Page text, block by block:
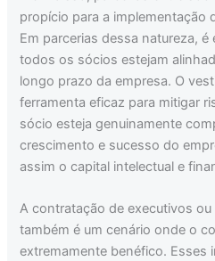
propício para a implementação
Em parcerias dessa natureza,
todos os sócios estejam
longo prazo da empresa. O
ferramenta eficaz para mitigar
sócio esteja genuinamente
crescimento e sucesso do
assim o capital intelectual e
A contratação de executivos
também é um cenário onde o
extremamente benéfico. Esses